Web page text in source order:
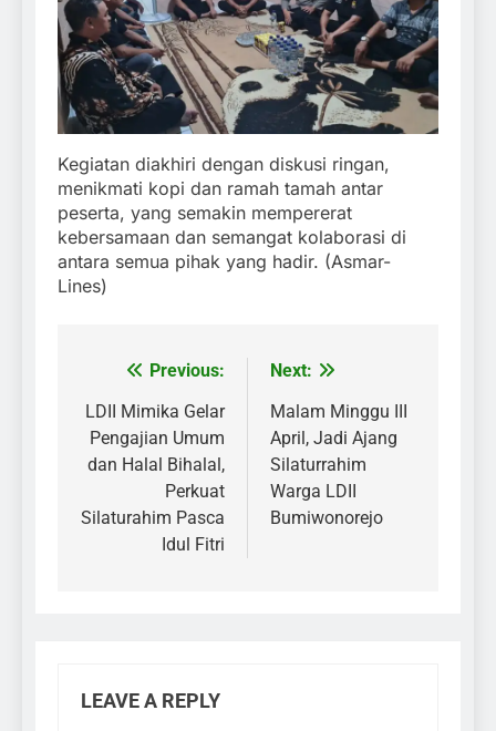
Kegiatan diakhiri dengan diskusi ringan,
menikmati kopi dan ramah tamah antar
peserta, yang semakin mempererat
kebersamaan dan semangat kolaborasi di
antara semua pihak yang hadir. (Asmar-
Lines)
Post
navigation
Previous:
LDII Mimika Gelar
Pengajian Umum
dan Halal Bihalal,
Perkuat
Silaturahim Pasca
Idul Fitri
Next:
Malam Minggu III
April, Jadi Ajang
Silaturrahim
Warga LDII
Bumiwonorejo
LEAVE A REPLY